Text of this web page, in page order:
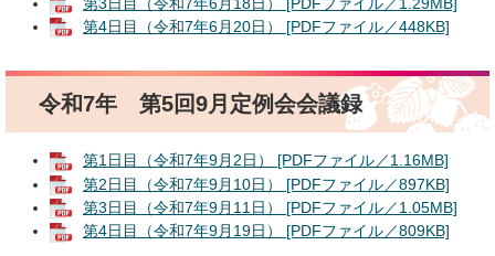
第4日目（令和7年6月20日） [PDFファイル／448KB]
令和7年 第5回9月定例会会議録
第1日目（令和7年9月2日） [PDFファイル／1.16MB]
第2日目（令和7年9月10日） [PDFファイル／897KB]
第3日目（令和7年9月11日） [PDFファイル／1.05MB]
第4日目（令和7年9月19日） [PDFファイル／809KB]